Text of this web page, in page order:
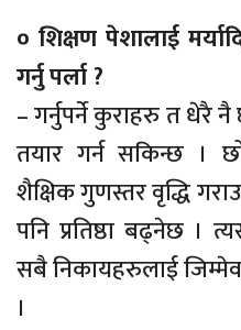
० शिक्षण पेशालाई
गर्नु पर्ला ?
– गर्नुपर्ने कुराहरु त धेरै
तयार गर्न सकिन्छ ।
शैक्षिक गुणस्तर वृद्धि
पनि प्रतिष्ठा बढ्नेछ ।
सबै निकायहरुलाई
।